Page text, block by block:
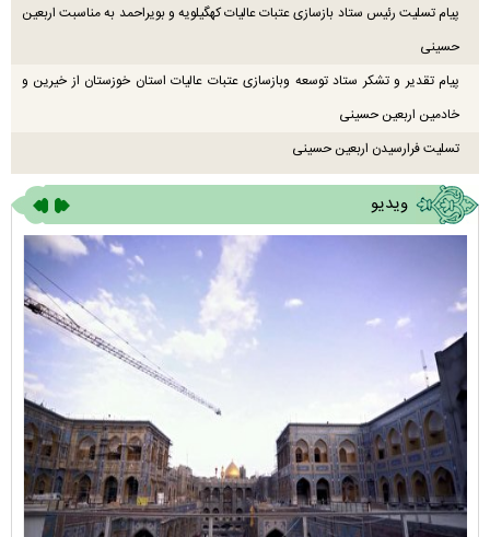
پیام تسلیت رئیس ستاد بازسازی عتبات عالیات کهگیلویه و بویراحمد به مناسبت اربعین
حسینی
پیام تقدیر و تشکر ستاد توسعه وبازسازی عتبات عالیات استان خوزستان از خیرین و
خادمین اربعین حسینی
تسلیت فرارسیدن اربعین حسینی
ویدیو